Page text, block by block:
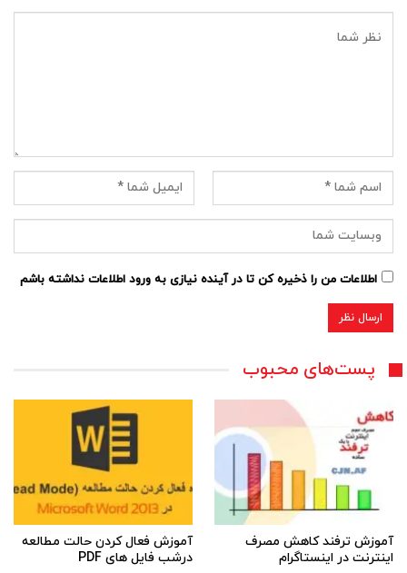
اطلاعات من را ذخیره کن تا در آینده نیازی به ورود اطلاعات نداشته باشم
پست‌های محبوب
آموزش ترفند کاهش مصرف
اینترنت در اینستاگرام
آموزش فعال کردن حالت مطالعه
درشب فایل های PDF